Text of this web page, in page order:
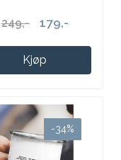
249,- 179,-
Kjøp
-34%